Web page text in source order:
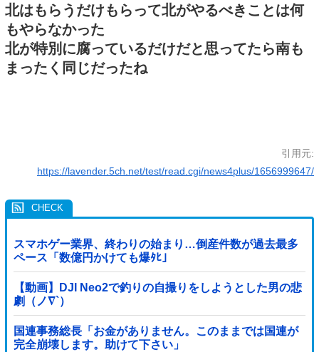
北はもらうだけもらって北がやるべきことは何
もやらなかった
北が特別に腐っているだけだと思ってたら南も
まったく同じだったね
引用元:
https://lavender.5ch.net/test/read.cgi/news4plus/1656999647/
スマホゲー業界、終わりの始まり…倒産件数が過去最多
ペース「数億円かけても爆ﾀﾋ」
【動画】DJI Neo2で釣りの自撮りをしようとした男の悲
劇（ノ∇`）
国連事務総長「お金がありません。このままでは国連が
完全崩壊します。助けて下さい」